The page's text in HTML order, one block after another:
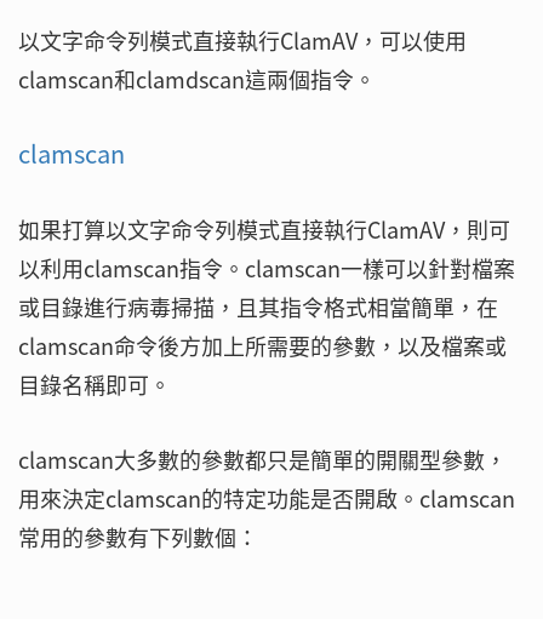
以文字命令列模式直接執行ClamAV，可以使用
clamscan和clamdscan這兩個指令。
clamscan
如果打算以文字命令列模式直接執行ClamAV，則可
以利用clamscan指令。clamscan一樣可以針對檔案
或目錄進行病毒掃描，且其指令格式相當簡單，在
clamscan命令後方加上所需要的參數，以及檔案或
目錄名稱即可。
clamscan大多數的參數都只是簡單的開關型參數，
用來決定clamscan的特定功能是否開啟。clamscan
常用的參數有下列數個：